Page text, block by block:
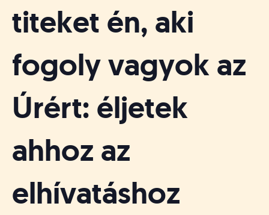
f
o
m
á
u
s
o
e
-
a
p
titeket én, aki
fogoly vagyok az
Úrért: éljetek
ahhoz az
elhívatáshoz